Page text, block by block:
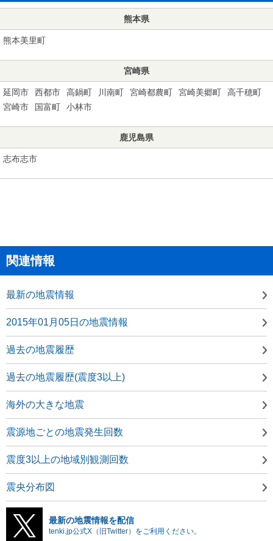
熊本県
熊本美里町
宮崎県
延岡市 西都市 高鍋町 川南町 宮崎都農町 宮崎美郷町
高千穂町
宮崎市
国富町 小林市
鹿児島県
志布志市
関連情報
最新の地震情報
2015年01月05日の地震情報
過去の地震履歴
過去の地震履歴(震度3以上)
海外の大きな地震
震源地ごとの地震発生回数
震度3以上の地域別観測回数
震央分布図
最新の地震情報を配信
tenki.jp公式X（旧Twitter）をご利用ください。